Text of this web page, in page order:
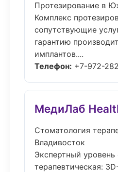
Протезирование в
Комплекс
сопутствующие
гарантию
имплантов....
Телефон: +7-972-
МедиЛаб
Стоматология
Владивосток
Экспертный уровень
терапевтическая: